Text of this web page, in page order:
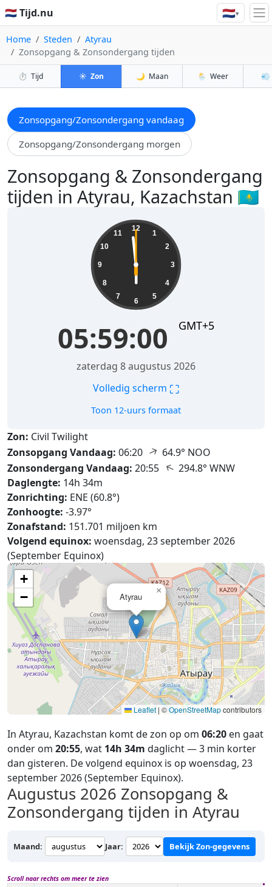
🇳🇱 Tijd.nu 🇳🇱▾
Home Steden
Atyrau
Zonsopgang & Zonsondergang tijden
⏱️ Tijd ☀️ Zon 🌙 Maan 🌦️ Weer 💨
Zonsopgang/Zonsondergang vandaag
Zonsopgang/Zonsondergang morgen
Zonsopgang & Zonsondergang
tijden in Atyrau, Kazachstan 🇰🇿
12
1
2
3
4
5
6
7
8
9
10
11
05:59:02 GMT+5
zaterdag 8 augustus 2026
Volledig scherm ⛶
Toon 12-uurs formaat
Zon: Civil Twilight
Zonsopgang Vandaag: 06:20 ↑ 64.9° NOO
Zonsondergang Vandaag: 20:55 ↑ 294.8° WNW
Daglengte: 14h 34m
Zonrichting: ENE (60.8°)
Zonhoogte: -3.97°
Zonafstand: 151.701 miljoen km
Volgend equinox: woensdag, 23 september 2026
(September Equinox)
Atyrau
×
+
−
Leaflet | ©OpenStreetMapcontributors
In Atyrau, Kazachstan komt de zon op om 06:20 en gaat
onder om 20:55, wat 14h 34m daglicht — 3 min korter
dan gisteren. De volgend equinox is op woensdag, 23
september 2026 (September Equinox).
Augustus 2026 Zonsopgang &
Zonsondergang tijden in Atyrau
Maand: Jaar: Bekijk Zon-gegevens
Scroll naar rechts om meer te zien